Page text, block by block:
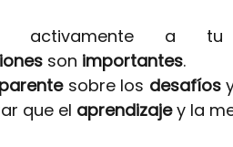
activamente a
son importantes.
sobre los desafíos
que el aprendizaje y la